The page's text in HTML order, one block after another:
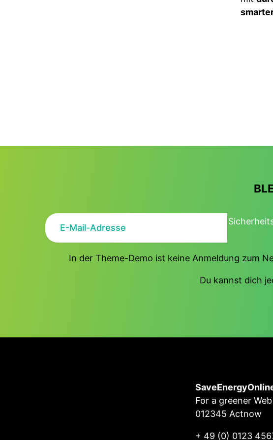
In der Theme-Demo ist keine Anmeldung zum
Du kannst dich
For a greener
012345 Actnow
+ 49 (0) 0123